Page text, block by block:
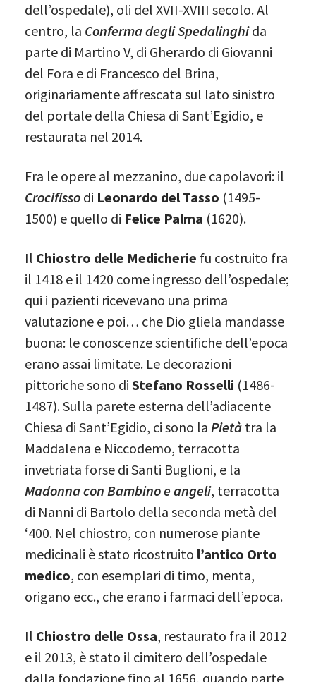
dell’ospedale), oli del XVII-XVIII secolo. Al
centro, la Conferma degli Spedalinghida
parte di Martino V, di Gherardo di Giovanni
del Fora e di Francesco del Brina,
originariamente affrescata sul lato sinistro
del portale della Chiesa di Sant’Egidio, e
restaurata nel 2014.
Fra le opere al mezzanino, due capolavori: il
Crocifisso di Leonardo del Tasso (1495-
1500) e quello di Felice Palma (1620).
Il Chiostro delle Medicherie fu costruito fra
il 1418 e il 1420 come ingresso dell’ospedale;
qui i pazienti ricevevano una prima
valutazione e poi… che Dio gliela mandasse
buona: le conoscenze scientifiche dell’epoca
erano assai limitate. Le decorazioni
pittoriche sono di Stefano Rosselli (1486-
1487). Sulla parete esterna dell’adiacente
Chiesa di Sant’Egidio, ci sono la Pietà tra la
Maddalena e Niccodemo, terracotta
invetriata forse di Santi Buglioni, e la
Madonna con Bambino e angeli, terracotta
di Nanni di Bartolo della seconda metà del
‘400. Nel chiostro, con numerose piante
medicinali è stato ricostruito l’antico Orto
medico, con esemplari di timo, menta,
origano ecc., che erano i farmaci dell’epoca.
Il Chiostro delle Ossa, restaurato fra il 2012
e il 2013, è stato il cimitero dell’ospedale
dalla fondazione fino al 1656, quando parte